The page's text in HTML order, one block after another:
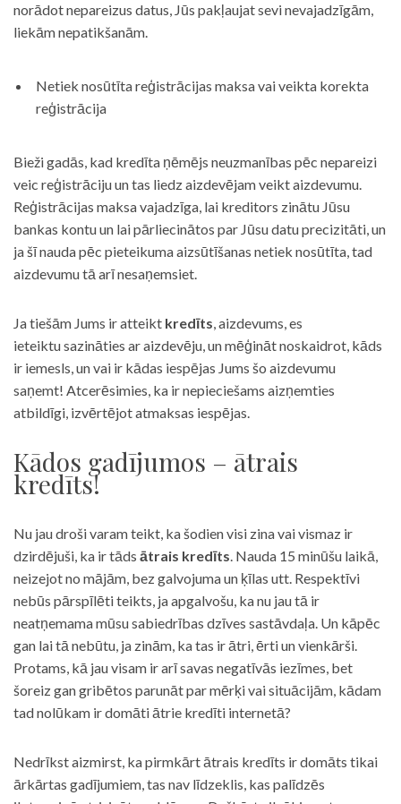
norādot nepareizus datus, Jūs pakļaujat sevi nevajadzīgām,
liekām nepatikšanām.
Netiek nosūtīta reģistrācijas maksa vai veikta korekta
reģistrācija
Bieži gadās, kad kredīta ņēmējs neuzmanības pēc nepareizi
veic reģistrāciju un tas liedz aizdevējam veikt aizdevumu.
Reģistrācijas maksa vajadzīga, lai kreditors zinātu Jūsu
bankas kontu un lai pārliecinātos par Jūsu datu precizitāti, un
ja šī nauda pēc pieteikuma aizsūtīšanas netiek nosūtīta, tad
aizdevumu tā arī nesaņemsiet.
Ja tiešām Jums ir atteikt kredīts, aizdevums, es
ieteiktu sazināties ar aizdevēju, un mēģināt noskaidrot, kāds
ir iemesls, un vai ir kādas iespējas Jums šo aizdevumu
saņemt! Atcerēsimies, ka ir nepieciešams aizņemties
atbildīgi, izvērtējot atmaksas iespējas.
Kādos gadījumos – ātrais
kredīts!
Nu jau droši varam teikt, ka šodien visi zina vai vismaz ir
dzirdējuši, ka ir tāds ātrais kredīts. Nauda 15 minūšu laikā,
neizejot no mājām, bez galvojuma un ķīlas utt. Respektīvi
nebūs pārspīlēti teikts, ja apgalvošu, ka nu jau tā ir
neatņemama mūsu sabiedrības dzīves sastāvdaļa. Un kāpēc
gan lai tā nebūtu, ja zinām, ka tas ir ātri, ērti un vienkārši.
Protams, kā jau visam ir arī savas negatīvās iezīmes, bet
šoreiz gan gribētos parunāt par mērķi vai situācijām, kādam
tad nolūkam ir domāti ātrie kredīti internetā?
Nedrīkst aizmirst, ka pirmkārt ātrais kredīts ir domāts tikai
ārkārtas gadījumiem, tas nav līdzeklis, kas palīdzēs